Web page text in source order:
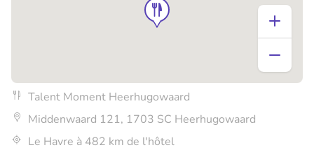
Talent Moment Heerhugowaard
Middenwaard 121, 1703 SC Heerhugowaard
Le Havre à 482 km de l'hôtel